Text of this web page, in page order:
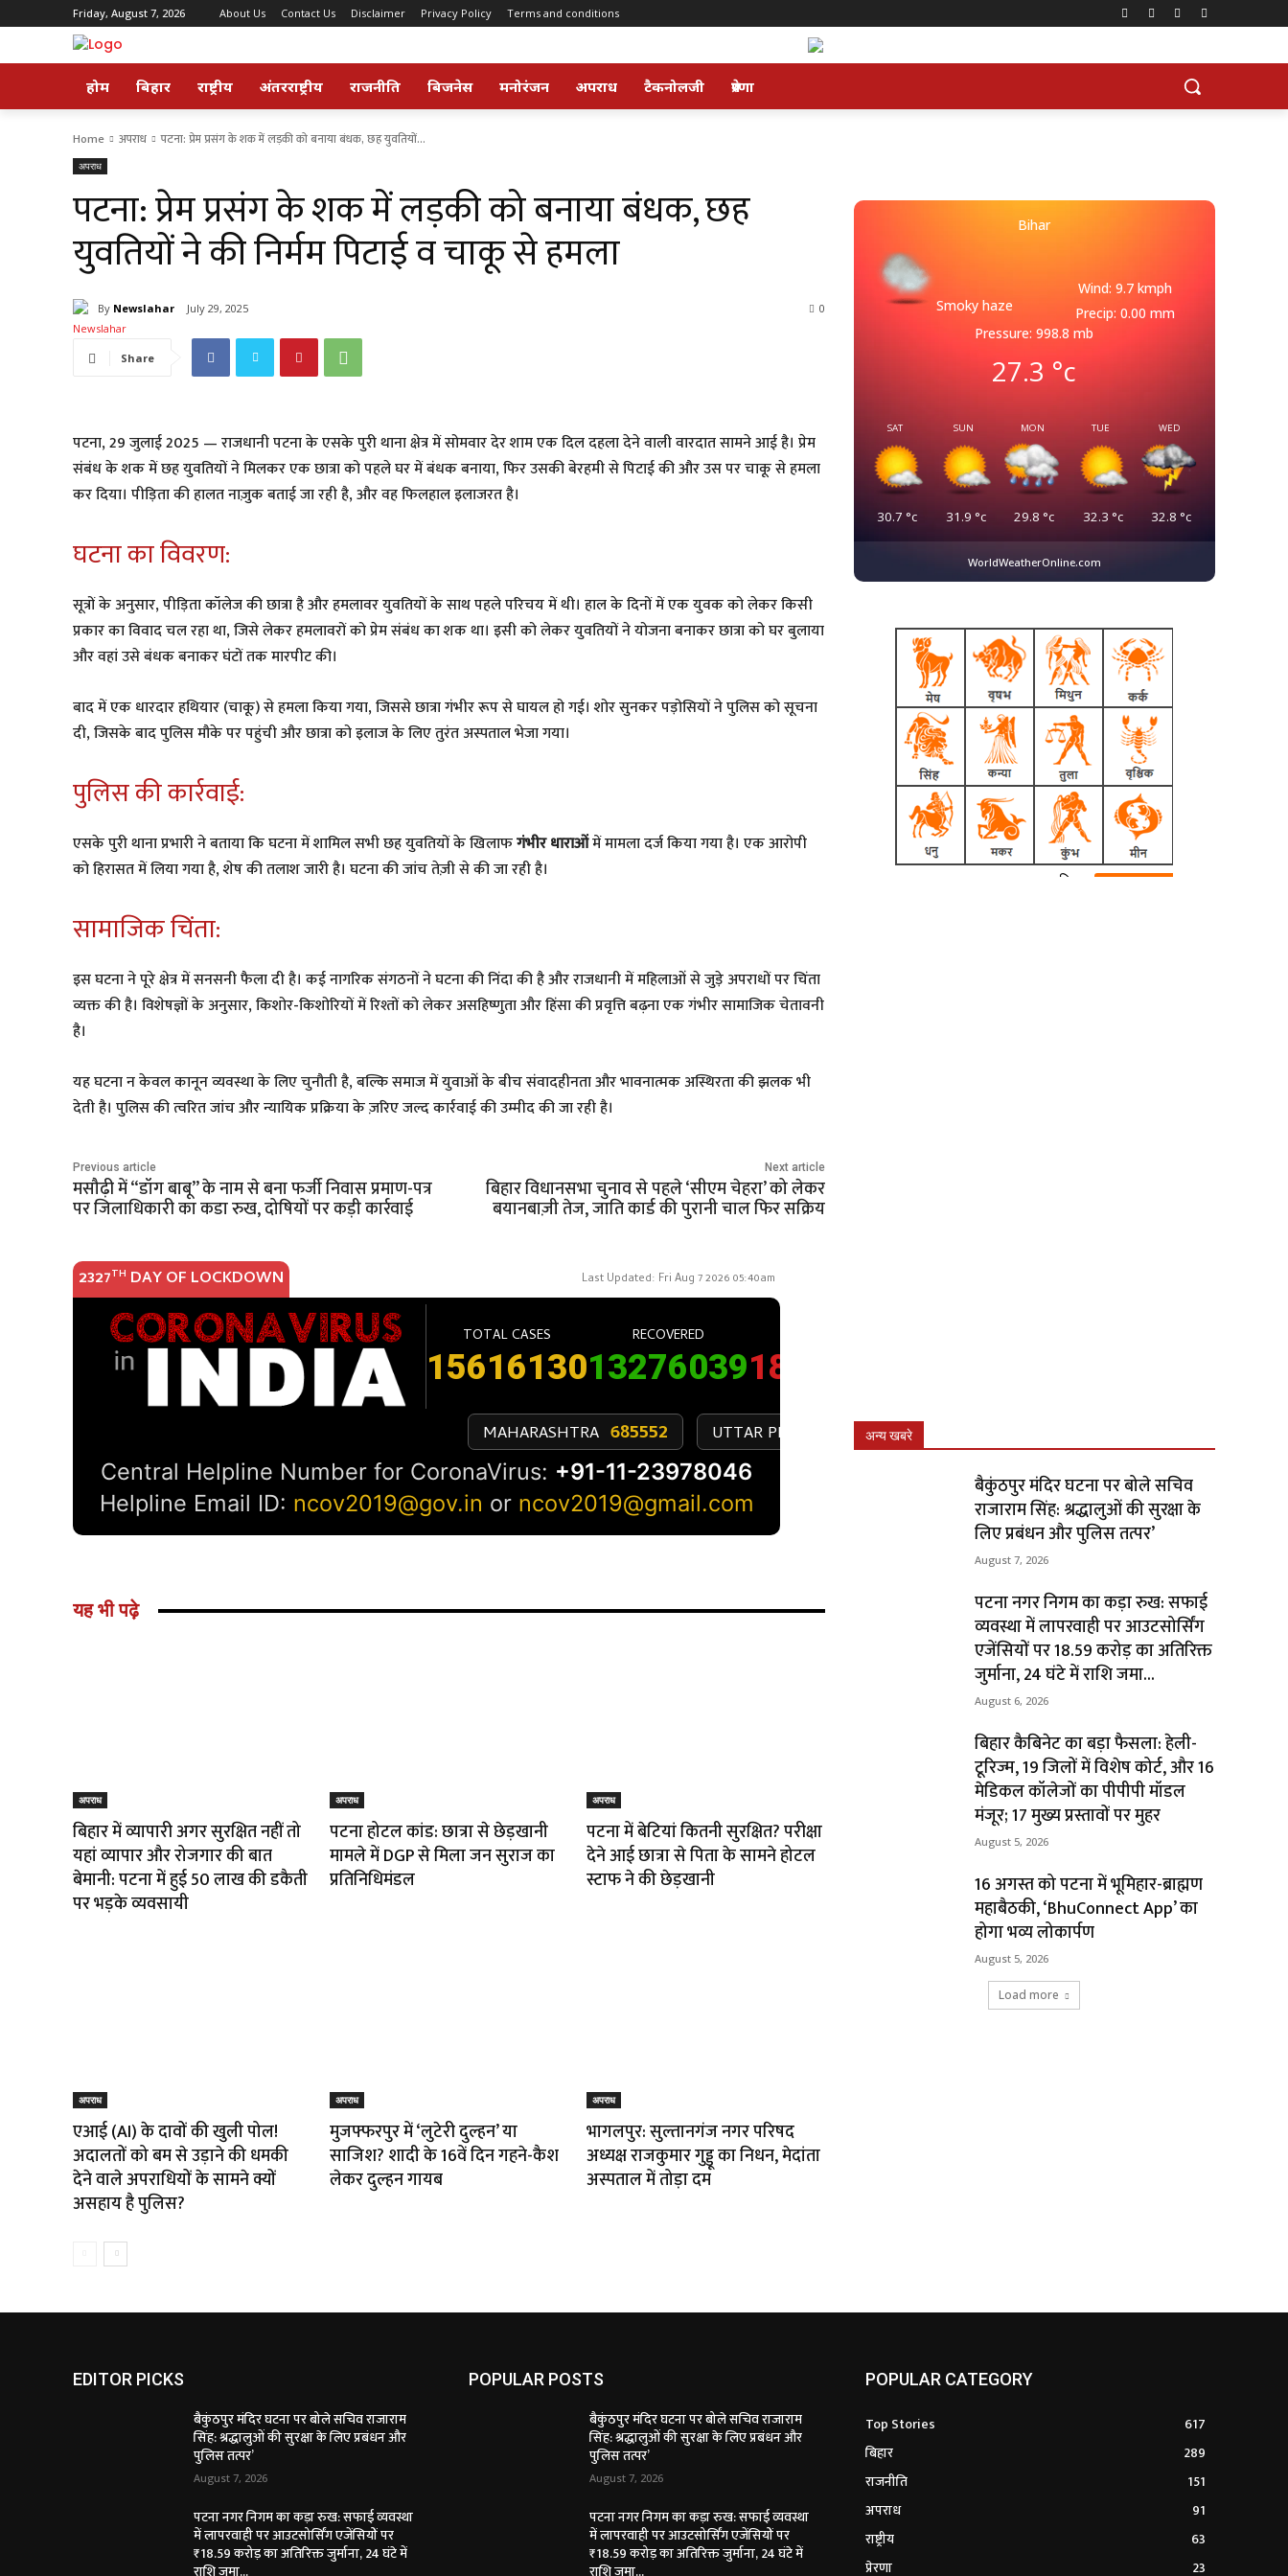
Friday, August 7, 2026 About Us Contact Us Disclaimer Privacy Policy Terms and conditions
होम बिहार राष्ट्रीय अंतरराष्ट्रीय राजनीति बिजनेस मनोरंजन अपराध टैकनोलजी प्रेरणा
Home अपराध पटना: प्रेम प्रसंग के शक में लड़की को बनाया बंधक, छह युवतियों...
अपराध
पटना: प्रेम प्रसंग के शक में लड़की को बनाया बंधक, छह
युवतियों ने की निर्मम पिटाई व चाकू से हमला
By Newslahar July 29, 2025 0
Share
पटना, 29 जुलाई 2025 — राजधानी पटना के एसके पुरी थाना क्षेत्र में सोमवार देर शाम एक दिल दहला देने वाली वारदात सामने आई है। प्रेम
संबंध के शक में छह युवतियों ने मिलकर एक छात्रा को पहले घर में बंधक बनाया, फिर उसकी बेरहमी से पिटाई की और उस पर चाकू से हमला
कर दिया। पीड़िता की हालत नाज़ुक बताई जा रही है, और वह फिलहाल इलाजरत है।
घटना का विवरण:
सूत्रों के अनुसार, पीड़िता कॉलेज की छात्रा है और हमलावर युवतियों के साथ पहले परिचय में थी। हाल के दिनों में एक युवक को लेकर किसी
प्रकार का विवाद चल रहा था, जिसे लेकर हमलावरों को प्रेम संबंध का शक था। इसी को लेकर युवतियों ने योजना बनाकर छात्रा को घर बुलाया
और वहां उसे बंधक बनाकर घंटों तक मारपीट की।
बाद में एक धारदार हथियार (चाकू) से हमला किया गया, जिससे छात्रा गंभीर रूप से घायल हो गई। शोर सुनकर पड़ोसियों ने पुलिस को सूचना
दी, जिसके बाद पुलिस मौके पर पहुंची और छात्रा को इलाज के लिए तुरंत अस्पताल भेजा गया।
पुलिस की कार्रवाई:
एसके पुरी थाना प्रभारी ने बताया कि घटना में शामिल सभी छह युवतियों के खिलाफगंभीर धाराओंमें मामला दर्ज किया गया है। एक आरोपी
को हिरासत में लिया गया है, शेष की तलाश जारी है। घटना की जांच तेज़ी से की जा रही है।
सामाजिक चिंता:
इस घटना ने पूरे क्षेत्र में सनसनी फैला दी है। कई नागरिक संगठनों ने घटना की निंदा की है और राजधानी में महिलाओं से जुड़े अपराधों पर चिंता
व्यक्त की है। विशेषज्ञों के अनुसार, किशोर-किशोरियों में रिश्तों को लेकर असहिष्णुता और हिंसा की प्रवृत्ति बढ़ना एक गंभीर सामाजिक चेतावनी
है।
यह घटना न केवल कानून व्यवस्था के लिए चुनौती है, बल्कि समाज में युवाओं के बीच संवादहीनता और भावनात्मक अस्थिरता की झलक भी
देती है। पुलिस की त्वरित जांच और न्यायिक प्रक्रिया के ज़रिए जल्द कार्रवाई की उम्मीद की जा रही है।
Previous article
मसौढ़ी में “डॉग बाबू” के नाम से बना फर्जी निवास प्रमाण-पत्र
पर जिलाधिकारी का कडा रुख, दोषियों पर कड़ी कार्रवाई
Next article
बिहार विधानसभा चुनाव से पहले ‘सीएम चेहरा’ को लेकर
बयानबाज़ी तेज, जाति कार्ड की पुरानी चाल फिर सक्रिय
यह भी पढ़े
अपराध
बिहार में व्यापारी अगर सुरक्षित नहीं तो
यहां व्यापार और रोजगार की बात
बेमानी: पटना में हुई ₹50 लाख की डकैती
पर भड़के व्यवसायी
अपराध
पटना होटल कांड: छात्रा से छेड़खानी
मामले में DGP से मिला जन सुराज का
प्रतिनिधिमंडल
अपराध
पटना में बेटियां कितनी सुरक्षित? परीक्षा
देने आई छात्रा से पिता के सामने होटल
स्टाफ ने की छेड़खानी
अपराध
एआई (AI) के दावों की खुली पोल!
अदालतों को बम से उड़ाने की धमकी
देने वाले अपराधियों के सामने क्यों
असहाय है पुलिस?
अपराध
मुजफ्फरपुर में ‘लुटेरी दुल्हन’ या
साजिश? शादी के 16वें दिन गहने-कैश
लेकर दुल्हन गायब
अपराध
भागलपुर: सुल्तानगंज नगर परिषद
अध्यक्ष राजकुमार गुड्डू का निधन, मेदांता
अस्पताल में तोड़ा दम
Bihar
Smoky haze
Wind: 9.7 kmph
Precip: 0.00 mm
Pressure: 998.8 mb
27.3 °c
SAT
30.7 °c
SUN
31.9 °c
MON
29.8 °c
TUE
32.3 °c
WED
32.8 °c
WorldWeatherOnline.com
अन्य खबरे
बैकुंठपुर मंदिर घटना पर बोले सचिव
राजाराम सिंह: श्रद्धालुओं की सुरक्षा के
लिए प्रबंधन और पुलिस तत्पर’
August 7, 2026
पटना नगर निगम का कड़ा रुख: सफाई
व्यवस्था में लापरवाही पर आउटसोर्सिंग
एजेंसियों पर ₹18.59 करोड़ का अतिरिक्त
जुर्माना, 24 घंटे में राशि जमा...
August 6, 2026
बिहार कैबिनेट का बड़ा फैसला: हेली-
टूरिज्म, 19 जिलों में विशेष कोर्ट, और 16
मेडिकल कॉलेजों का पीपीपी मॉडल
मंजूर; 17 मुख्य प्रस्तावों पर मुहर
August 5, 2026
16 अगस्त को पटना में भूमिहार-ब्राह्मण
महाबैठकी, ‘BhuConnect App’ का
होगा भव्य लोकार्पण
August 5, 2026
Load more
EDITOR PICKS
बैकुंठपुर मंदिर घटना पर बोले सचिव राजाराम
सिंह: श्रद्धालुओं की सुरक्षा के लिए प्रबंधन और
पुलिस तत्पर’
August 7, 2026
पटना नगर निगम का कड़ा रुख: सफाई व्यवस्था
में लापरवाही पर आउटसोर्सिंग एजेंसियों पर
₹18.59 करोड़ का अतिरिक्त जुर्माना, 24 घंटे में
POPULAR POSTS
बैकुंठपुर मंदिर घटना पर बोले सचिव राजाराम
सिंह: श्रद्धालुओं की सुरक्षा के लिए प्रबंधन और
पुलिस तत्पर’
August 7, 2026
पटना नगर निगम का कड़ा रुख: सफाई व्यवस्था
में लापरवाही पर आउटसोर्सिंग एजेंसियों पर
₹18.59 करोड़ का अतिरिक्त जुर्माना, 24 घंटे में
POPULAR CATEGORY
Top Stories
617
बिहार
289
राजनीति
151
अपराध
91
राष्ट्रीय
63
प्रेरणा
23